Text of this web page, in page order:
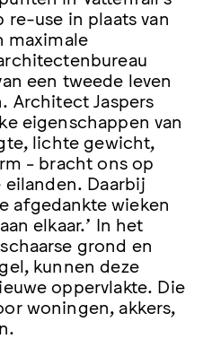
re-use in plaats van
maximale
een tweede leven
Architect Jaspers
eigenschappen van
lichte gewicht,
− bracht ons op
Daarbij
afgedankte wieken
elkaar.’ In het
grond en
kunnen deze
oppervlakte. Die
woningen, akkers,